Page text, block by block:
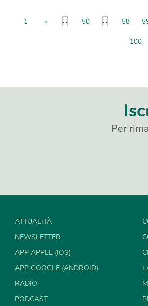
1 « ... 50 ... 58
100
Per
ATTUALITÀ
NEWSLETTER
APP APPLE (IOS)
APP GOOGLE (ANDROID)
RADIO
PODCAST